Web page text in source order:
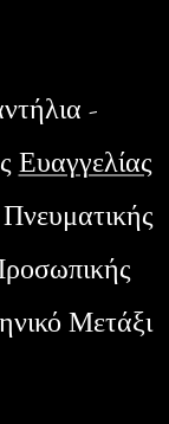
-
Ευαγγελίας
Πνευματικής
Μετάξι